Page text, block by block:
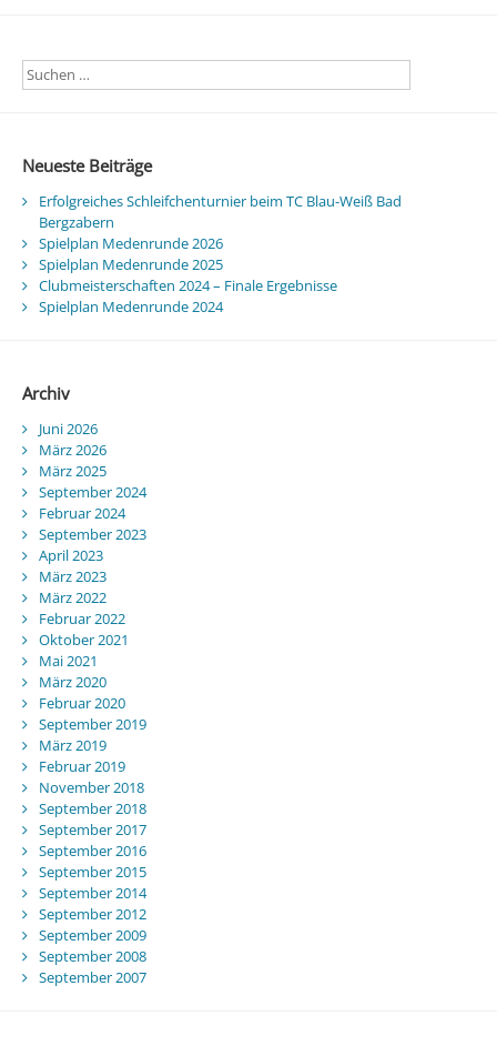
Neueste Beiträge
Erfolgreiches Schleifchenturnier beim TC Blau-Weiß Bad
Bergzabern
Spielplan Medenrunde 2026
Spielplan Medenrunde 2025
Clubmeisterschaften 2024 – Finale Ergebnisse
Spielplan Medenrunde 2024
Archiv
Juni 2026
März 2026
März 2025
September 2024
Februar 2024
September 2023
April 2023
März 2023
März 2022
Februar 2022
Oktober 2021
Mai 2021
März 2020
Februar 2020
September 2019
März 2019
Februar 2019
November 2018
September 2018
September 2017
September 2016
September 2015
September 2014
September 2012
September 2009
September 2008
September 2007